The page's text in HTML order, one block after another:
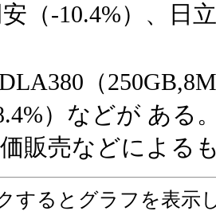
（-10.4%）、日立
（
）などが ある
販売などによる
クするとグラフを